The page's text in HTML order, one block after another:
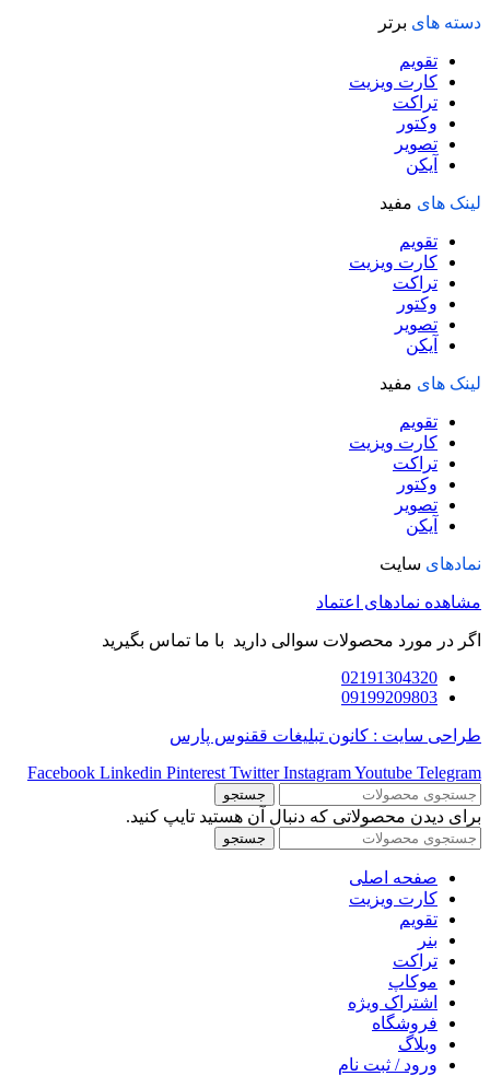
دسته های برتر
تقویم
کارت ویزیت
تراکت
وکتور
تصویر
آیکن
لینک های مفید
تقویم
کارت ویزیت
تراکت
وکتور
تصویر
آیکن
لینک های مفید
تقویم
کارت ویزیت
تراکت
وکتور
تصویر
آیکن
نمادهای سایت
مشاهده نمادهای اعتماد
اگر در مورد محصولات سوالی دارید با ما تماس بگیرید
02191304320
09199209803
طراحی سایت : کانون تبلیغات ققنوس پارس
Facebook Linkedin Pinterest Twitter InstagramYoutube Telegram
جستجو
برای دیدن محصولاتی که دنبال آن هستید تایپ کنید.
جستجو
صفحه اصلی
کارت ویزیت
تقویم
بنر
تراکت
موکاپ
اشتراک ویژه
فروشگاه
وبلاگ
ورود / ثبت نام